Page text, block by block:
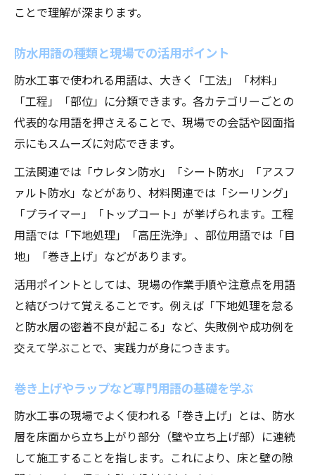
防水工事で誤解されやすい言葉を正確に選
現場で通じる防水用語の選び方と伝わり方
防水工事を円滑に進める適切な用語の選定
術
コミュニケーション向上のための用語活用
法
防水工事現場で重視したい言葉の選択基準
ことで理解が深まります。
防水用語の種類と現場での活用ポイント
防水工事で使われる用語は、大きく「工法」「材料」
「工程」「部位」に分類できます。各カテゴリーごとの
代表的な用語を押さえることで、現場での会話や図面指
示にもスムーズに対応できます。
工法関連では「ウレタン防水」「シート防水」「アスフ
ァルト防水」などがあり、材料関連では「シーリング」
「プライマー」「トップコート」が挙げられます。工程
用語では「下地処理」「高圧洗浄」、部位用語では「目
地」「巻き上げ」などがあります。
活用ポイントとしては、現場の作業手順や注意点を用語
と結びつけて覚えることです。例えば「下地処理を怠る
と防水層の密着不良が起こる」など、失敗例や成功例を
交えて学ぶことで、実践力が身につきます。
巻き上げやラップなど専門用語の基礎を学ぶ
防水工事の現場でよく使われる「巻き上げ」とは、防水
層を床面から立ち上がり部分（壁や立ち上げ部）に連続
して施工することを指します。これにより、床と壁の隙